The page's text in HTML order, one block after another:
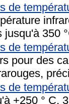
de
jusqu'à 350
de
pour des
de
+250 ° C,